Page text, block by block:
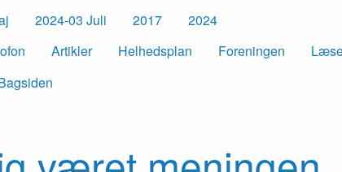
2024-03 Juli 2017
2024
Artikler Helheds­plan Foreningen